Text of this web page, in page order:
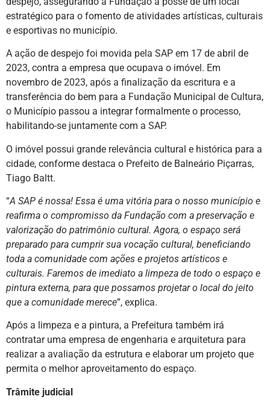
estratégico para o fomento de atividades artísticas, culturais
e esportivas no município.
A ação de despejo foi movida pela SAP em 17 de abril de
2023, contra a empresa que ocupava o imóvel. Em
novembro de 2023, após a finalização da escritura e a
transferência do bem para a Fundação Municipal de Cultura,
o Município passou a integrar formalmente o processo,
habilitando-se juntamente com a SAP.
O imóvel possui grande relevância cultural e histórica para a
cidade, conforme destaca o Prefeito de Balneário Piçarras,
Tiago Baltt.
“A SAP é nossa! Essa é uma vitória para o nosso município e
reafirma o compromisso da Fundação com a preservação e
valorização do patrimônio cultural. Agora, o espaço será
preparado para cumprir sua vocação cultural, beneficiando
toda a comunidade com ações e projetos artísticos e
culturais. Faremos de imediato a limpeza de todo o espaço e
pintura externa, para que possamos projetar o local do jeito
que a comunidade merece”, explica.
Após a limpeza e a pintura, a Prefeitura também irá
contratar uma empresa de engenharia e arquitetura para
realizar a avaliação da estrutura e elaborar um projeto que
permita o melhor aproveitamento do espaço.
Trâmite judicial